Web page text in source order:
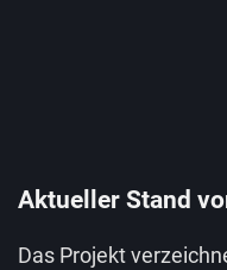
Aktueller Stand
Das Projekt